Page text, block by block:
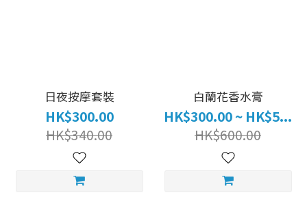
日夜按摩套裝
HK$300.00
HK$340.00
白蘭花香水膏
HK$300.00 ~ HK$5...
HK$600.00